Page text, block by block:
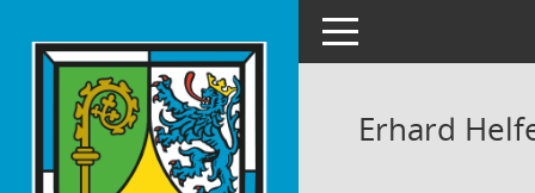
Toggle navigation
Erhard